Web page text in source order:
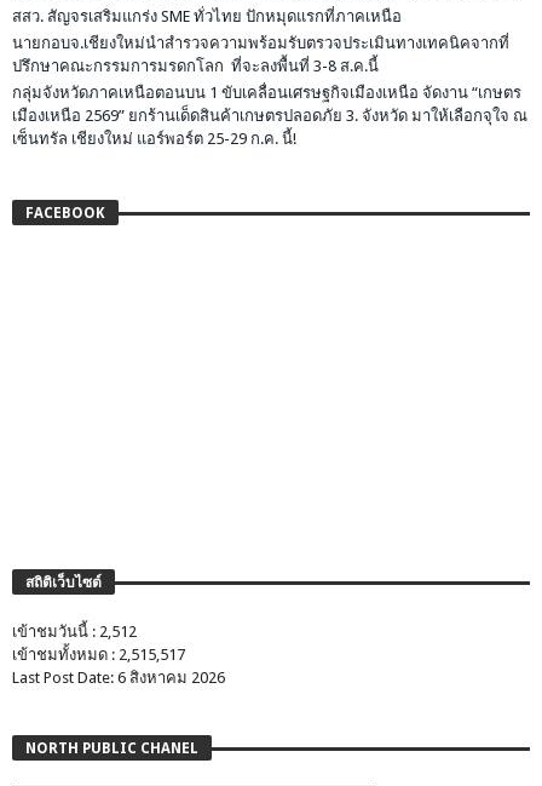
สสว. สัญจรเสริมแกร่ง SME ทั่วไทย ปักหมุดแรกที่ภาคเหนือ
นายกอบจ.เชียงใหม่นำสำรวจความพร้อมรับตรวจประเมินทางเทคนิคจากที่
ปรึกษาคณะกรรมการมรดกโลก ที่จะลงพื้นที่ 3-8 ส.ค.นี้
กลุ่มจังหวัดภาคเหนือตอนบน 1 ขับเคลื่อนเศรษฐกิจเมืองเหนือ จัดงาน “เกษตร
เมืองเหนือ 2569” ยกร้านเด็ดสินค้าเกษตรปลอดภัย 3. จังหวัด มาให้เลือกจุใจ ณ
เซ็นทรัล เชียงใหม่ แอร์พอร์ต 25-29 ก.ค. นี้!
FACEBOOK
สถิติเว็บไซต์
เข้าชมวันนี้ : 2,512
เข้าชมทั้งหมด : 2,515,517
Last Post Date: 6 สิงหาคม 2026
NORTH PUBLIC CHANEL